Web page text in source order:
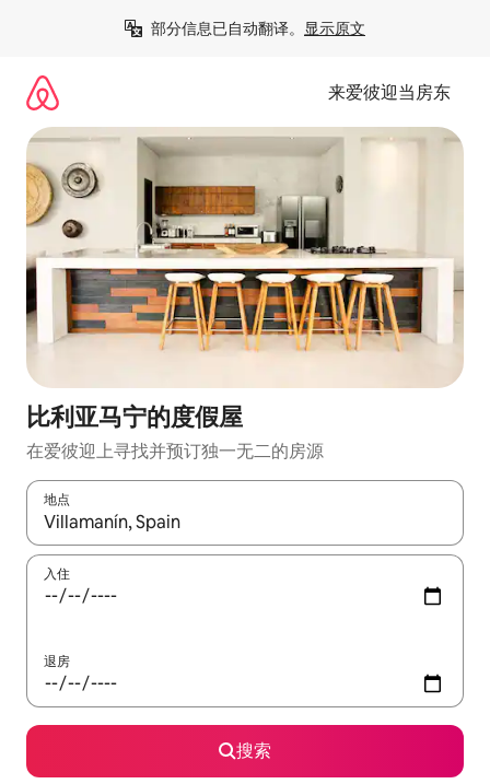
部分信息已自动翻译。 显示原文
来爱彼迎当房东
比利亚马宁的度假屋
在爱彼迎上寻找并预订独一无二的房源
地点
如有搜索结果，请使用上下方向键查看，或通过点击或滑动手势
入住
退房
搜索